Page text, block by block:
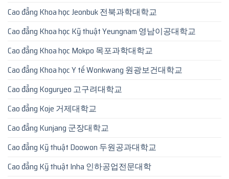
Cao đẳng Khoa học Jeonbuk 전북과학대학교
Cao đẳng Khoa học Kỹ thuật Yeungnam 영남이공대학교
Cao đẳng Khoa học Mokpo 목포과학대학교
Cao đẳng Khoa học Y tế Wonkwang 원광보건대학교
Cao đẳng Koguryeo 고구려대학교
Cao đẳng Koje 거제대학교
Cao đẳng Kunjang 군장대학교
Cao đẳng Kỹ thuật Doowon 두원공과대학교
Cao đẳng Kỹ thuật Inha 인하공업전문대학